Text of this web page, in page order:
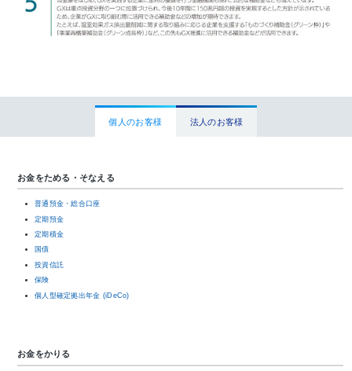
個人のお客様 法人のお客様
お金をためる・そなえる
普通預金・総合口座
定期預金
定期積金
国債
投資信託
保険
個人型確定拠出年金 (iDeCo)
お金をかりる